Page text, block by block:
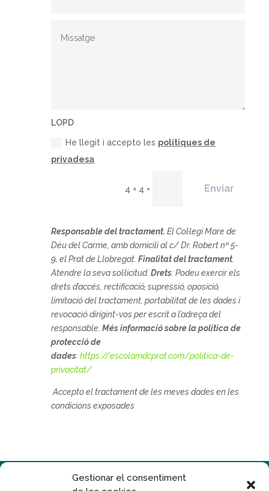
Gestionar el consentiment
LOPD
He llegit i accepto les polítiques de
privadesa
4 + 4 = Enviar
Responsable del tractament.ElCol·legi Mare de
Déu del Carme, amb domicili al c/ Dr. Robert nº 5-
9, el Prat de Llobregat.Finalitat del tractament.
Atendre la seva sol·licitud.Drets: Podeu exercir els
drets d’accés, rectificació, supressió, oposició,
limitació del tractament, portabilitat de les dades i
revocació dirigint-vos per escrit a l’adreça del
responsable.Més informació sobre la política de
protecció de
dades:https://escolamdcprat.com/politica-de-
privacitat/
Accepto el tractament de les meves dades en les
condicions exposades